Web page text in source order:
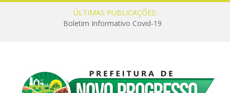
ÚLTIMAS PUBLICAÇÕES:
Boletim Informativo Covid-19